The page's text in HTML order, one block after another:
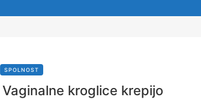
SPOLNOST
Vaginalne kroglice krepijo